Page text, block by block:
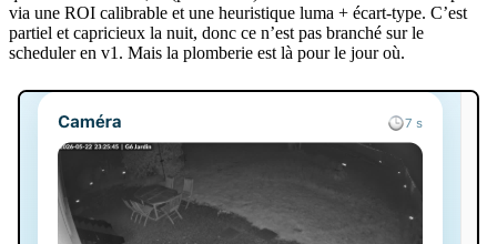
via une ROI calibrable et une heuristique luma + écart-type. C’est
partiel et capricieux la nuit, donc ce n’est pas branché sur le
scheduler en v1. Mais la plomberie est là pour le jour où.